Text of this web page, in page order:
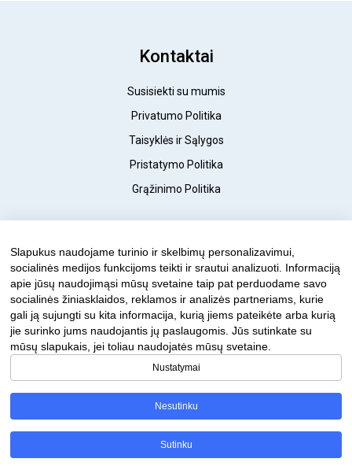
Kontaktai
Susisiekti su mumis
Privatumo Politika
Taisyklės ir Sąlygos
Pristatymo Politika
Grąžinimo Politika
Sekite mus socialinėje medijoje:
Slapukus naudojame turinio ir skelbimų personalizavimui,
socialinės medijos funkcijoms teikti ir srautui analizuoti. Informaciją
apie jūsų naudojimąsi mūsų svetaine taip pat perduodame savo
socialinės žiniasklaidos, reklamos ir analizės partneriams, kurie
gali ją sujungti su kita informacija, kurią jiems pateikėte arba kurią
jie surinko jums naudojantis jų paslaugomis. Jūs sutinkate su
mūsų slapukais, jei toliau naudojatės mūsų svetaine.
Nustatymai
Nesutinku
Sutinku